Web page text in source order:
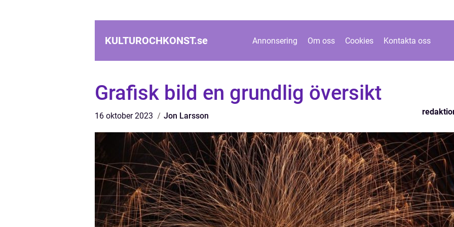
KULTUROCHKONST.se Annonsering Om oss Cookies Kontakta oss
Grafisk bild en grundlig översikt
16 oktober 2023 Jon Larsson